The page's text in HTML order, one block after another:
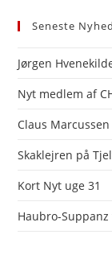
Seneste
Jørgen
Nyt medlem af
Claus
Skaklejren på
Kort Nyt uge 31
Haubro-Suppanz